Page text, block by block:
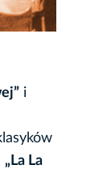
i
„La La